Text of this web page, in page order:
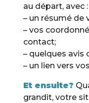
au départ, avec :
– un résumé de
– vos
contact;
– quelques avis
– un lien vers
Et ensuite?
grandit, votre